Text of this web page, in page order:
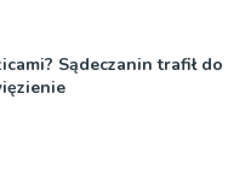
Sądeczanin trafił do